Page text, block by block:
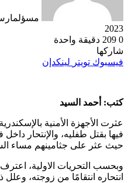
مسؤلمارس 11,
2023
0
دقيقة واحدة
شاركها
فيسبوك تويتر لينكدإن
كتب: أحمد السيد
عثرت الأجهزة الأمنية
فيها بقتل طفليه، والإنتحار
حيث عثر على جثامينهم مساء
وبحسب التحريات الاولية،
انتحاره انتقامًا من زوجته، وعلل